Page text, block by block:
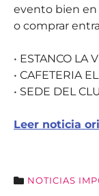
evento bien en
o comprar
• ESTANCO LA
• CAFETERIA
• SEDE DEL
Leer noticia
NOTICIAS